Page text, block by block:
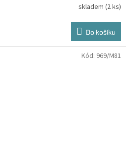
skladem (2 ks)
Do košíku
Kód: 969/M81